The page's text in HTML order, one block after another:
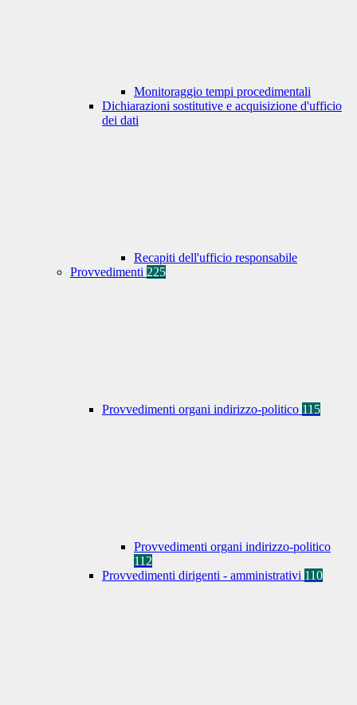
Monitoraggio tempi procedimentali
Dichiarazioni sostitutive e acquisizione d'ufficio
dei dati
Recapiti dell'ufficio responsabile
Provvedimenti 225
Provvedimenti organi indirizzo-politico 115
Provvedimenti organi indirizzo-politico
112
Provvedimenti dirigenti - amministrativi 110